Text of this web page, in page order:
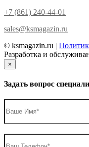
+7 (861) 240-44-01
sales@ksmagazin.ru
© ksmagazin.ru |
Разработка и
×
Задать вопрос